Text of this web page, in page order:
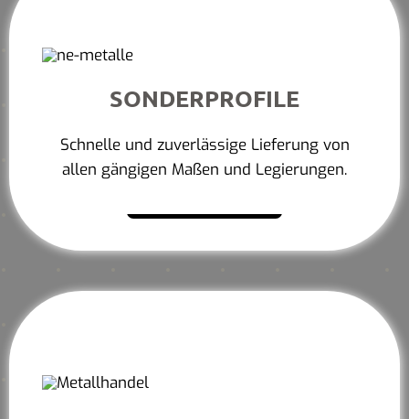
SONDERPROFILE
Schnelle und zuverlässige Lieferung von
allen gängigen Maßen und Legierungen.